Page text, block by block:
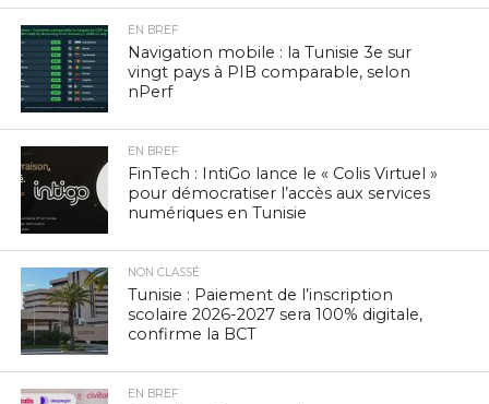
EN BREF
Navigation mobile : la Tunisie 3e sur
vingt pays à PIB comparable, selon
nPerf
EN BREF
FinTech : IntiGo lance le « Colis Virtuel »
pour démocratiser l’accès aux services
numériques en Tunisie
NON CLASSÉ
Tunisie : Paiement de l’inscription
scolaire 2026-2027 sera 100% digitale,
confirme la BCT
EN BREF